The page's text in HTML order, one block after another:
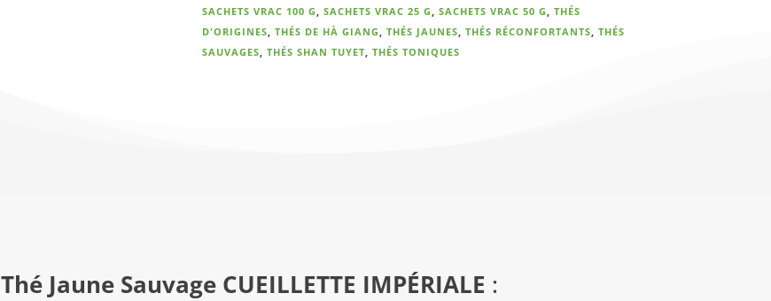
2024
quantity
SACHETS VRAC 100 G, SACHETS VRAC 25 G, SACHETS VRAC 50 G, THÉS
D'ORIGINES, THÉS DE HÀ GIANG, THÉS JAUNES, THÉS RÉCONFORTANTS, THÉS
SAUVAGES, THÉS SHAN TUYET, THÉS TONIQUES
Thé Jaune Sauvage CUEILLETTE IMPÉRIALE :